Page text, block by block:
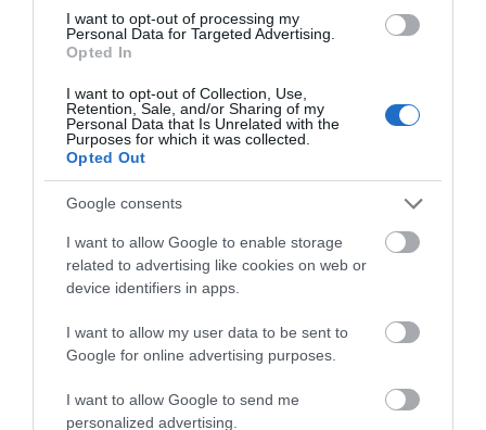
I want to opt-out of processing my
Personal Data for Targeted Advertising.
Opted In
I want to opt-out of Collection, Use,
Retention, Sale, and/or Sharing of my
Personal Data that Is Unrelated with the
Purposes for which it was collected.
Opted Out
Google consents
I want to allow Google to enable storage
related to advertising like cookies on web or
device identifiers in apps.
I want to allow my user data to be sent to
Google for online advertising purposes.
I want to allow Google to send me
personalized advertising.
Ο λογαριασμός μου
Οδηγός Συγγραφής Βιογραφικού
Σημειώματος
Οδηγός Συνέντευξης
Περιορισμένο περιεχόμενο
Περιορισμένο περιεχόμενο
Περιορισμένο περιεχόμενο
Περιορισμένο περιεχόμενο
Περιορισμένο περιεχόμενο
Περιορισμένο περιεχόμενο